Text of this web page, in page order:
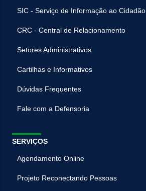
SIC - Serviço de Informação ao Cidadão
CRC - Central de Relacionamento
Setores Administrativos
Cartilhas e Informativos
Dúvidas Frequentes
Fale com a Defensoria
SERVIÇOS
Agendamento Online
Projeto Reconectando Pessoas